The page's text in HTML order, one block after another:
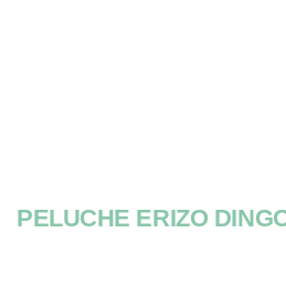
PELUCHE ERIZO